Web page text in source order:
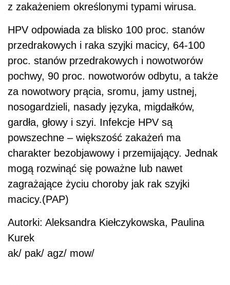
z zakażeniem określonymi typami wirusa.
HPV odpowiada za blisko 100 proc. stanów
przedrakowych i raka szyjki macicy, 64-100
proc. stanów przedrakowych i nowotworów
pochwy, 90 proc. nowotworów odbytu, a także
za nowotwory prącia, sromu, jamy ustnej,
nosogardzieli, nasady języka, migdałków,
gardła, głowy i szyi. Infekcje HPV są
powszechne – większość zakażeń ma
charakter bezobjawowy i przemijający. Jednak
mogą rozwinąć się poważne lub nawet
zagrażające życiu choroby jak rak szyjki
macicy.(PAP)
Autorki: Aleksandra Kiełczykowska, Paulina
Kurek
ak/ pak/ agz/ mow/